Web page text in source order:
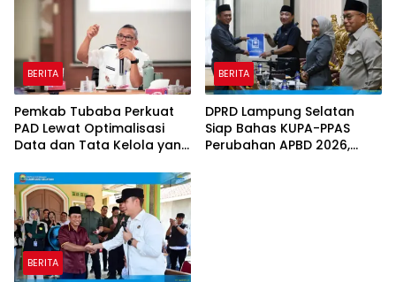
BERITA
Pemkab Tubaba Perkuat
PAD Lewat Optimalisasi
Data dan Tata Kelola yang
BERITA
DPRD Lampung Selatan
Siap Bahas KUPA-PPAS
Perubahan APBD 2026,
BERITA